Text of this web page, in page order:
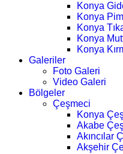
Konya
Konya
Konya
Konya
Konya
Galeriler
Foto Galeri
Video Galeri
Bölgeler
Çeşmeci
Konya
Akabe
Akıncılar
Akşehir